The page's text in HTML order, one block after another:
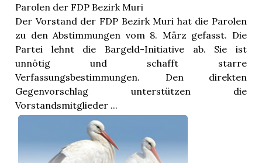
Parolen der FDP Bezirk Muri
Der Vorstand der FDP Bezirk Muri hat die Parolen
zu den Abstimmungen vom 8. März gefasst. Die
Partei lehnt die Bargeld-Initiative ab. Sie ist
unnötig und schafft starre
Verfassungsbestimmungen. Den direkten
Gegenvorschlag unterstützen die
Vorstandsmitglieder ...